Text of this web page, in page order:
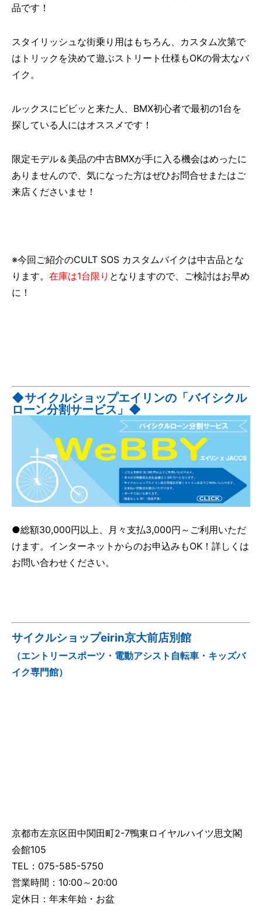
品です！
スタイリッシュな街乗り用はもちろん、カスタム次第で
はトリックを決めて遊ぶストリート仕様もOKの骨太なバ
イク。
ルックスにビビッと来た人、BMX初心者で最初の1台を
探している人にはオススメです！
限定モデル＆美品の中古BMXが手に入る機会はめったに
ありませんので、気になった方はぜひお問合せまたはご
来店くださいませ！
※今回ご紹介のCULT SOS カスタムバイクは中古品とな
ります。 在庫は1台限り となりますので、ご検討はお早め
に！
◆サイクルショップエイリンの「バイシクル
ローン分割サービス」◆
●総額30,000円以上、月々支払3,000円～ご利用いただ
けます。インターネットからのお申込みもOK！詳しくは
お問い合わせください。
サイクルショップeirin京大前店別館
（エントリースポーツ・電動アシスト自転車・キッズバ
イク専門館）
京都市左京区田中関田町2-7鴨東ロイヤルハイツ思文閣
会館105
TEL：075-585-5750
営業時間：10:00～20:00
定休日：年末年始・お盆